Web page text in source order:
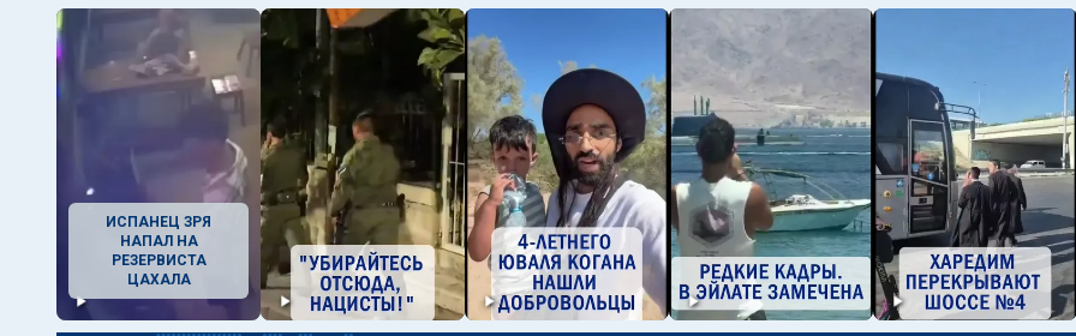
ИСПАНЕЦ ЗРЯ
НАПАЛ НА
РЕЗЕРВИСТА
ЦАХАЛА